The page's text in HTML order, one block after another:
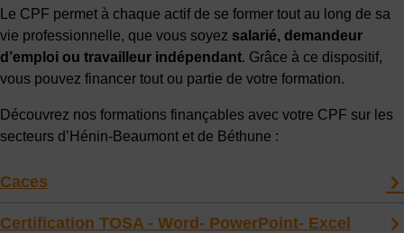
Le CPF permet à chaque actif de se former tout au long de sa
vie professionnelle, que vous soyez salarié, demandeur
d’emploi ou travailleur indépendant. Grâce à ce dispositif,
vous pouvez financer tout ou partie de votre formation.
Découvrez nos formations finançables avec votre CPF sur les
secteurs d’Hénin-Beaumont et de Béthune :
Caces
Certification TOSA - Word- PowerPoint- Excel